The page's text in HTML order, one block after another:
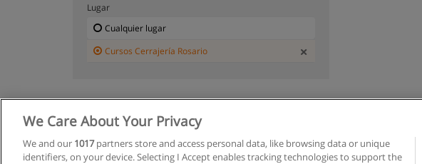
Lugar
Cualquier lugar
Cursos Cerrajería Rosario
We Care About Your Privacy
We and our 1017partners store and access personal data, like browsing data or unique
identifiers, on your device. Selecting I Accept enables tracking technologies to support the